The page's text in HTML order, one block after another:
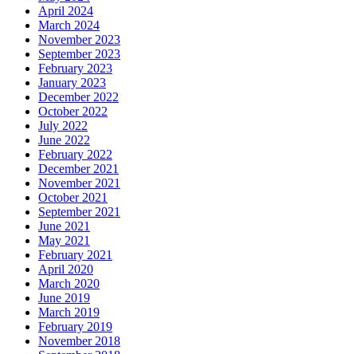
April 2024
March 2024
November 2023
September 2023
February 2023
January 2023
December 2022
October 2022
July 2022
June 2022
February 2022
December 2021
November 2021
October 2021
September 2021
June 2021
May 2021
February 2021
April 2020
March 2020
June 2019
March 2019
February 2019
November 2018